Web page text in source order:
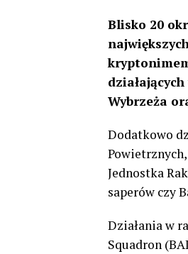
Blisko 20
Wybrzeża
Dodatkowo
Jednostka
saperów czy
Działania w
Squadron